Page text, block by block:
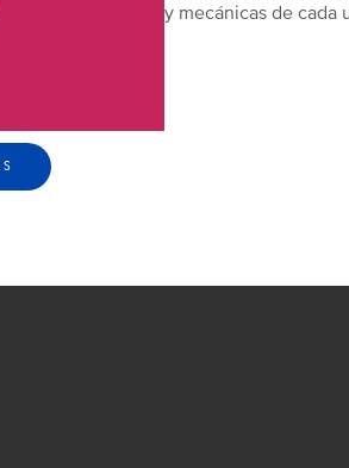
y mecánicas de cada